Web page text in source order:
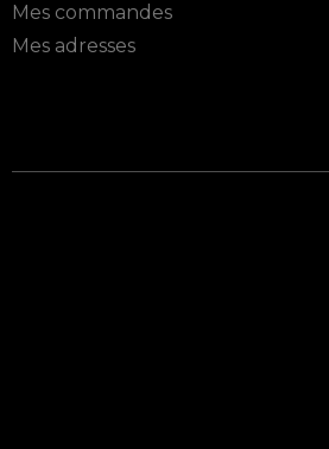
Mes commandes
Mes adresses